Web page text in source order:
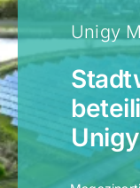
Produkte
Unternehmen
Magazin
Unigy
Unigy